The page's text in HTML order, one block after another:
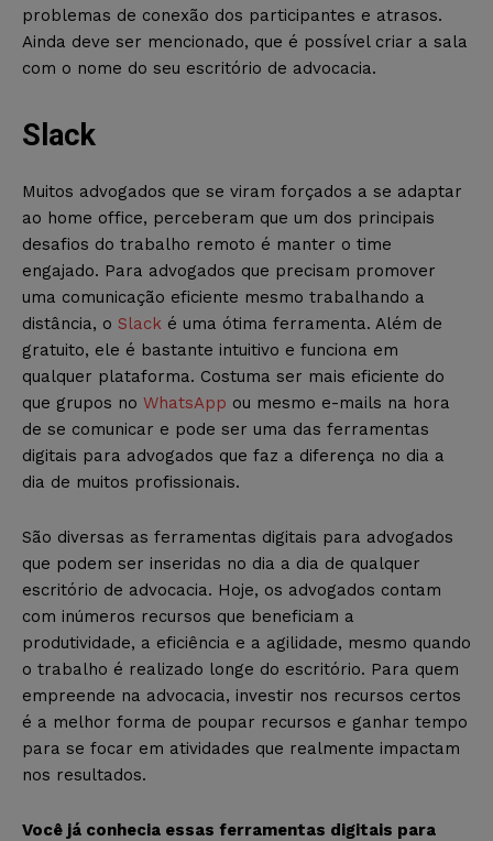
problemas de conexão dos participantes e atrasos.
Ainda deve ser mencionado, que é possível criar a sala
com o nome do seu escritório de advocacia.
Slack
Muitos advogados que se viram forçados a se adaptar
ao home office, perceberam que um dos principais
desafios do trabalho remoto é manter o time
engajado. Para advogados que precisam promover
uma comunicação eficiente mesmo trabalhando a
distância, o Slack é uma ótima ferramenta. Além de
gratuito, ele é bastante intuitivo e funciona em
qualquer plataforma. Costuma ser mais eficiente do
que grupos no WhatsApp ou mesmo e-mails na hora
de se comunicar e pode ser uma das ferramentas
digitais para advogados que faz a diferença no dia a
dia de muitos profissionais.
São diversas as ferramentas digitais para advogados
que podem ser inseridas no dia a dia de qualquer
escritório de advocacia. Hoje, os advogados contam
com inúmeros recursos que beneficiam a
produtividade, a eficiência e a agilidade, mesmo quando
o trabalho é realizado longe do escritório. Para quem
empreende na advocacia, investir nos recursos certos
é a melhor forma de poupar recursos e ganhar tempo
para se focar em atividades que realmente impactam
nos resultados.
Você já conhecia essas ferramentas digitais para